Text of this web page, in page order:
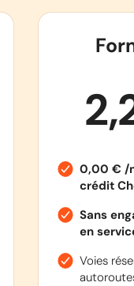
0,00 € /
crédit
Sans
en
Voies